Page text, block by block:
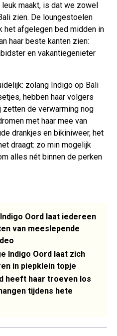
maakt, is dat we zowel
zien. De loungestoelen
het afgelegen bed midden in
haar beste kanten zien:
en vakantiegenieter
zolang Indigo op Bali
hebben haar volgers
de verwarming nog
met haar mee van
drankjes en bikiniweer, het
draagt: zo min mogelijk
alles nét binnen de perken
Oord laat iedereen
van meeslepende
Indigo Oord laat zich
in piepklein topje
heeft haar troeven los
tijdens hete